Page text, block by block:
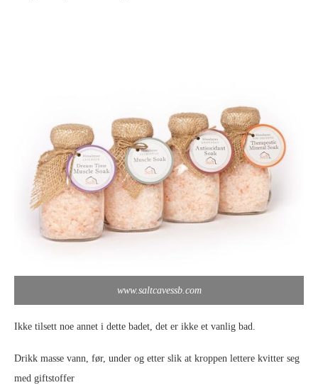
www.saltcavessb.com
Ikke tilsett noe annet i dette badet, det er ikke et vanlig bad.
Drikk masse vann, før, under og etter slik at kroppen lettere kvitter seg
med giftstoffer